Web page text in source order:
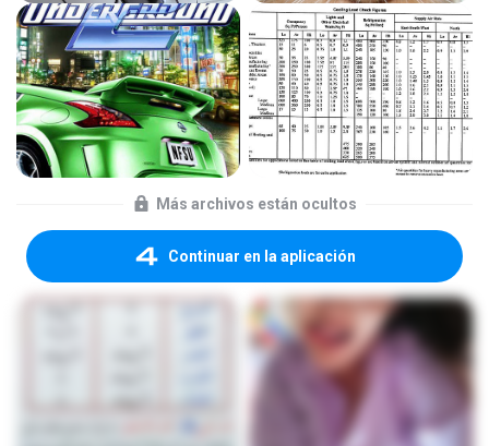
Más archivos están ocultos
Continuar en la aplicación